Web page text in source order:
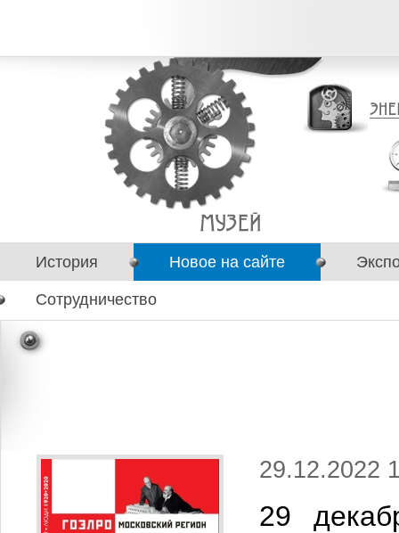
История Новое на сайте
Сотрудничество
29.12.2022
29